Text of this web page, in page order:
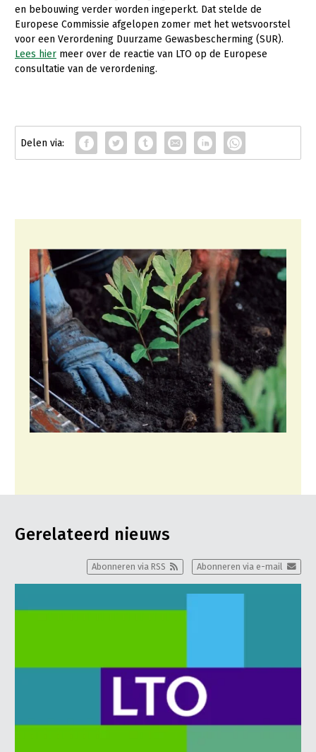
en bebouwing verder worden ingeperkt. Dat stelde de
Europese Commissie afgelopen zomer met het wetsvoorstel
voor een Verordening Duurzame Gewasbescherming (SUR).
Lees hier meer over de reactie van LTO op de Europese
consultatie van de verordening.
Gerelateerd nieuws
Abonneren via e-mail
Abonneren via RSS